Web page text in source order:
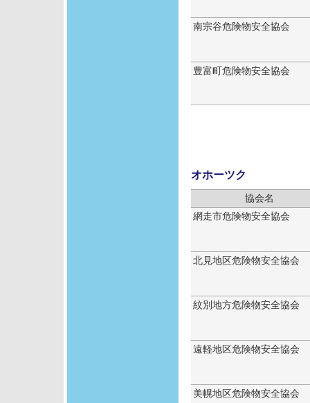
南宗谷危険物安全協会
豊富町危険物安全協会
オホーツク
協会名
網走市危険物安全協会
北見地区危険物安全協会
紋別地方危険物安全協会
遠軽地区危険物安全協会
美幌地区危険物安全協会